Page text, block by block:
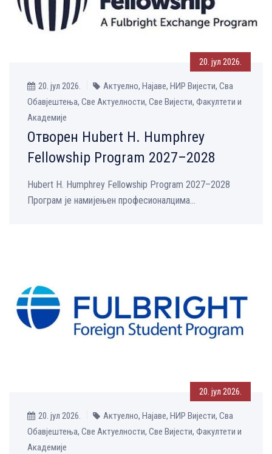
20. јул 2026.
20. јул 2026.
Актуелно, Најаве, НИР Вијести, Сва
Обавјештења, Све Aктуелности, Све Вијести, Факултети и
Академије
Отворен Hubert H. Humphrey
Fellowship Program 2027–2028
Hubert H. Humphrey Fellowship Program 2027–2028
Програм је намијењен професионалцима...
20. јул 2026.
20. јул 2026.
Актуелно, Најаве, НИР Вијести, Сва
Обавјештења, Све Aктуелности, Све Вијести, Факултети и
Академије